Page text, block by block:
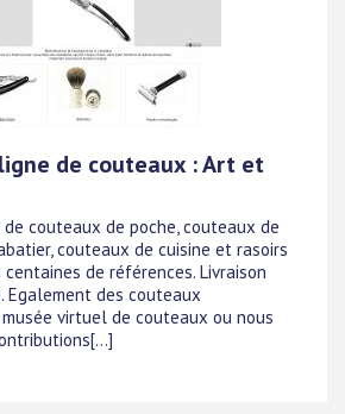
de couteaux : Art et
couteaux de poche, couteaux de
couteaux de cuisine et rasoirs
centaines de références. Livraison
Egalement des couteaux
virtuel de couteaux ou nous